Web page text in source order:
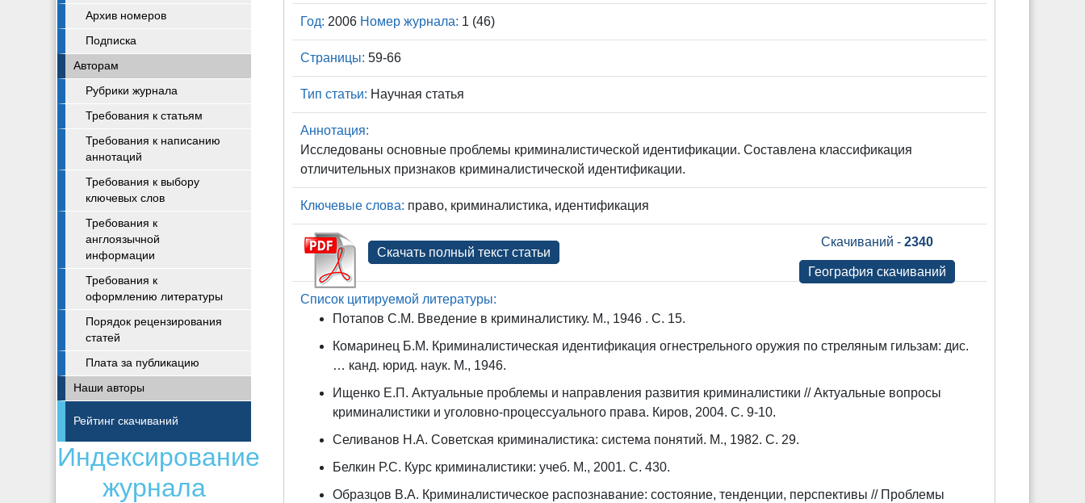
Архив номеров
Подписка
Авторам
Рубрики журнала
Требования к статьям
Требования к написанию
аннотаций
Требования к выбору
ключевых слов
Требования к
англоязычной
информации
Требования к
оформлению литературы
Порядок рецензирования
статей
Плата за публикацию
Наши авторы
Рейтинг скачиваний
Индексирование
журнала
Год: 2006 Номер журнала: 1 (46)
Страницы: 59-66
Тип статьи: Научная статья
Аннотация:
Исследованы основные проблемы криминалистической идентификации. Составлена классификация
отличительных признаков криминалистической идентификации.
Ключевые слова: право, криминалистика, идентификация
Скачиваний - 2340
География скачиваний
Скачать полный текст статьи
Список цитируемой литературы:
Потапов С.М. Введение в криминалистику. М., 1946 . С. 15.
Комаринец Б.М. Криминалистическая идентификация огнестрельного оружия по стреляным гильзам: дис.
… канд. юрид. наук. М., 1946.
Ищенко Е.П. Актуальные проблемы и направления развития криминалистики // Актуальные вопросы
криминалистики и уголовно-процессуального права. Киров, 2004. С. 9-10.
Селиванов Н.А. Советская криминалистика: система понятий. М., 1982. С. 29.
Белкин Р.С. Курс криминалистики: учеб. М., 2001. С. 430.
Образцов В.А. Криминалистическое распознавание: состояние, тенденции, перспективы // Проблемы